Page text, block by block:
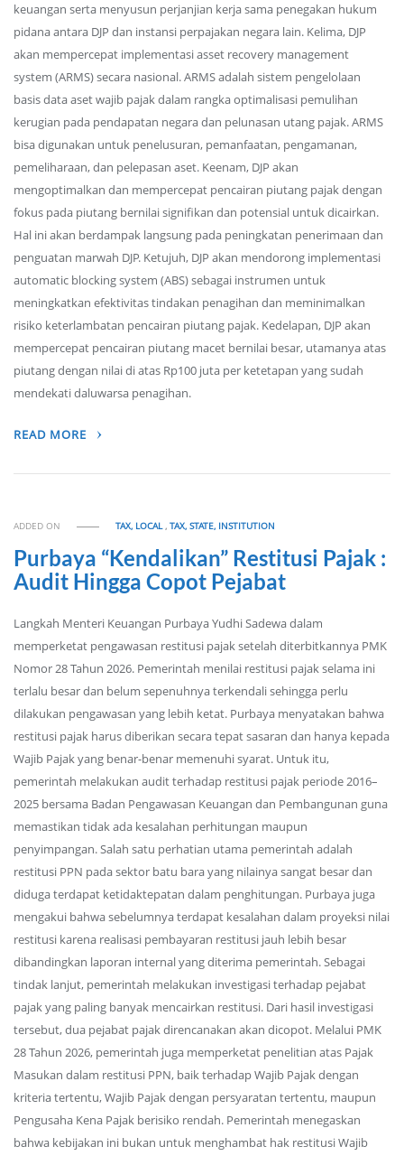
keuangan serta menyusun perjanjian kerja sama penegakan hukum
pidana antara DJP dan instansi perpajakan negara lain. Kelima, DJP
akan mempercepat implementasi asset recovery management
system (ARMS) secara nasional. ARMS adalah sistem pengelolaan
basis data aset wajib pajak dalam rangka optimalisasi pemulihan
kerugian pada pendapatan negara dan pelunasan utang pajak. ARMS
bisa digunakan untuk penelusuran, pemanfaatan, pengamanan,
pemeliharaan, dan pelepasan aset. Keenam, DJP akan
mengoptimalkan dan mempercepat pencairan piutang pajak dengan
fokus pada piutang bernilai signifikan dan potensial untuk dicairkan.
Hal ini akan berdampak langsung pada peningkatan penerimaan dan
penguatan marwah DJP. Ketujuh, DJP akan mendorong implementasi
automatic blocking system (ABS) sebagai instrumen untuk
meningkatkan efektivitas tindakan penagihan dan meminimalkan
risiko keterlambatan pencairan piutang pajak. Kedelapan, DJP akan
mempercepat pencairan piutang macet bernilai besar, utamanya atas
piutang dengan nilai di atas Rp100 juta per ketetapan yang sudah
mendekati daluwarsa penagihan.
READ MORE
ADDED ON TAX, LOCAL,TAX, STATE, INSTITUTION
Purbaya “Kendalikan” Restitusi Pajak :
Audit Hingga Copot Pejabat
Langkah Menteri Keuangan Purbaya Yudhi Sadewa dalam
memperketat pengawasan restitusi pajak setelah diterbitkannya PMK
Nomor 28 Tahun 2026. Pemerintah menilai restitusi pajak selama ini
terlalu besar dan belum sepenuhnya terkendali sehingga perlu
dilakukan pengawasan yang lebih ketat. Purbaya menyatakan bahwa
restitusi pajak harus diberikan secara tepat sasaran dan hanya kepada
Wajib Pajak yang benar-benar memenuhi syarat. Untuk itu,
pemerintah melakukan audit terhadap restitusi pajak periode 2016–
2025 bersama Badan Pengawasan Keuangan dan Pembangunan guna
memastikan tidak ada kesalahan perhitungan maupun
penyimpangan. Salah satu perhatian utama pemerintah adalah
restitusi PPN pada sektor batu bara yang nilainya sangat besar dan
diduga terdapat ketidaktepatan dalam penghitungan. Purbaya juga
mengakui bahwa sebelumnya terdapat kesalahan dalam proyeksi nilai
restitusi karena realisasi pembayaran restitusi jauh lebih besar
dibandingkan laporan internal yang diterima pemerintah. Sebagai
tindak lanjut, pemerintah melakukan investigasi terhadap pejabat
pajak yang paling banyak mencairkan restitusi. Dari hasil investigasi
tersebut, dua pejabat pajak direncanakan akan dicopot. Melalui PMK
28 Tahun 2026, pemerintah juga memperketat penelitian atas Pajak
Masukan dalam restitusi PPN, baik terhadap Wajib Pajak dengan
kriteria tertentu, Wajib Pajak dengan persyaratan tertentu, maupun
Pengusaha Kena Pajak berisiko rendah. Pemerintah menegaskan
bahwa kebijakan ini bukan untuk menghambat hak restitusi Wajib